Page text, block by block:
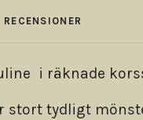
RECENSIONER
i räknade
tydligt